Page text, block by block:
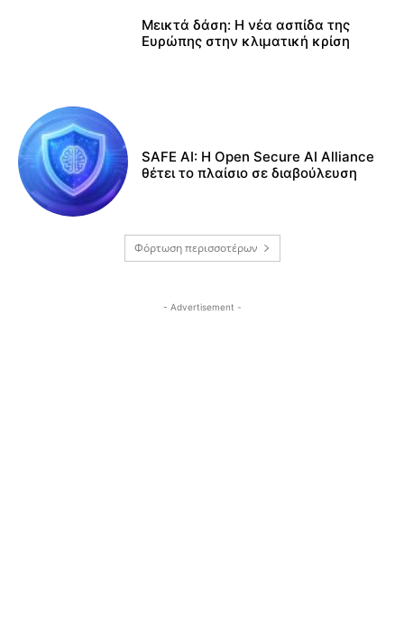
Μεικτά δάση: Η νέα ασπίδα της
Ευρώπης στην κλιματική κρίση
SAFE AI: Η Open Secure AI Alliance
θέτει το πλαίσιο σε διαβούλευση
Φόρτωση περισσοτέρων
- Advertisement -